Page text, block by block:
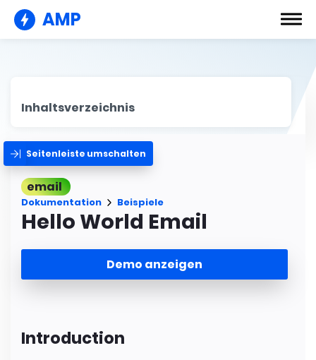
AMP
Inhaltsverzeichnis
Seitenleiste umschalten
email
Dokumentation Beispiele
Hello World Email
Demo anzeigen
Introduction